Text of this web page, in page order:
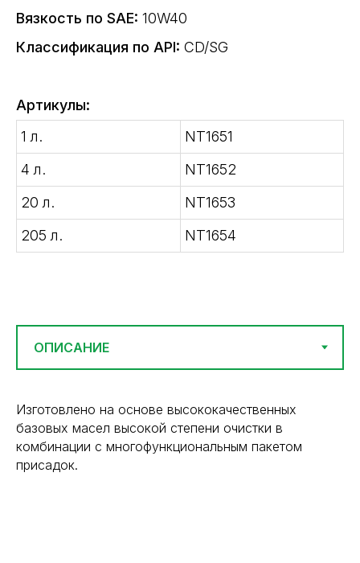
Вязкость по SAE: 10W40
Классификация по API: CD/SG
Артикулы:
1 л.
NT1651
4 л.
NT1652
20 л.
NT1653
205 л.
NT1654
Изготовлено на основе высококачественных
базовых масел высокой степени очистки в
комбинации с многофункциональным пакетом
присадок.